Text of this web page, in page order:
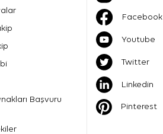
Başvuru
Facebook
Youtube
Twitter
Linkedin
Pinterest